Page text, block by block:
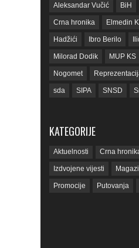
Aleksandar Vučić BiH
Crna hronika Elmedin
Hadžići Ibro Berilo
Milorad Dodik MUP KS
Nogomet
sda SIPA SNSD
KATEGORIJE
Aktuelnosti Crna
Izdvojene vijesti
Promocije Putovanja